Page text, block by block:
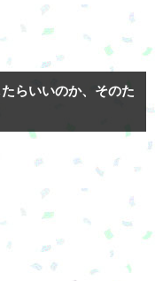
らいいのか、そのた